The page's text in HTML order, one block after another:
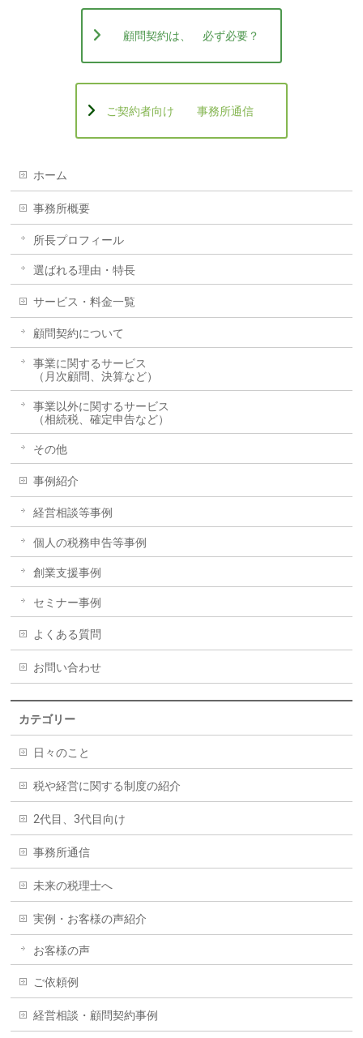
顧問契約は、 必ず必要？
ご契約者向け 事務所通信
ホーム
事務所概要
所長プロフィール
選ばれる理由・特長
サービス・料金一覧
顧問契約について
事業に関するサービス
（月次顧問、決算など）
事業以外に関するサービス
（相続税、確定申告など）
その他
事例紹介
経営相談等事例
個人の税務申告等事例
創業支援事例
セミナー事例
よくある質問
お問い合わせ
カテゴリー
日々のこと
税や経営に関する制度の紹介
2代目、3代目向け
事務所通信
未来の税理士へ
実例・お客様の声紹介
お客様の声
ご依頼例
経営相談・顧問契約事例